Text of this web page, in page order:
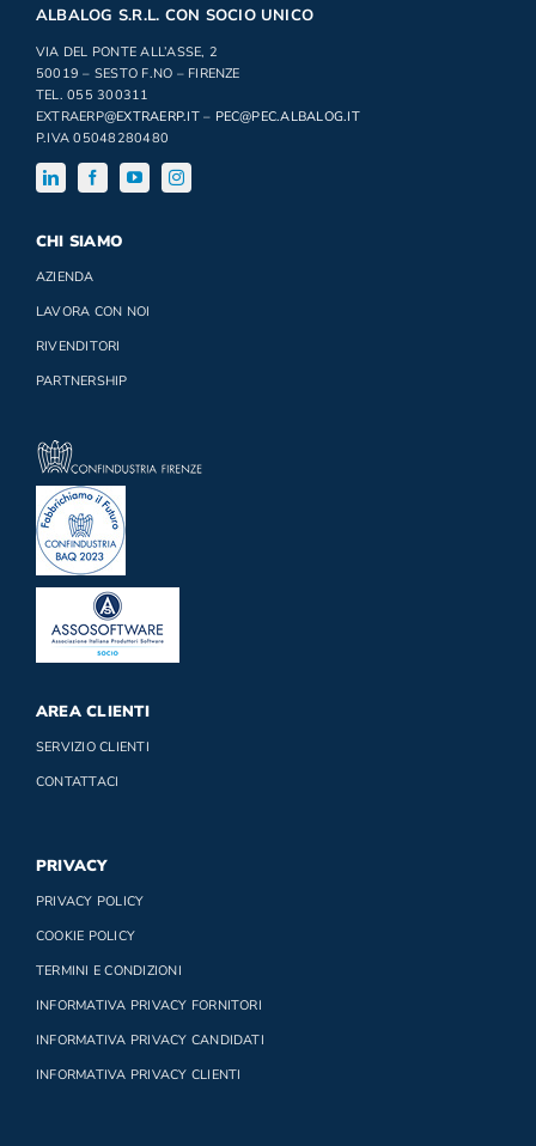
ALBALOG S.R.L. CON SOCIO UNICO
VIA DEL PONTE ALL’ASSE, 2
50019 – SESTO F.NO – FIRENZE
TEL. 055 300311
EXTRAERP@EXTRAERP.IT– PEC@PEC.ALBALOG.IT
P.IVA 05048280480
CHI SIAMO
AZIENDA
LAVORA CON NOI
RIVENDITORI
PARTNERSHIP
AREA CLIENTI
SERVIZIO CLIENTI
CONTATTACI
PRIVACY
PRIVACY POLICY
COOKIE POLICY
TERMINI E CONDIZIONI
INFORMATIVA PRIVACY FORNITORI
INFORMATIVA PRIVACY CANDIDATI
INFORMATIVA PRIVACY CLIENTI